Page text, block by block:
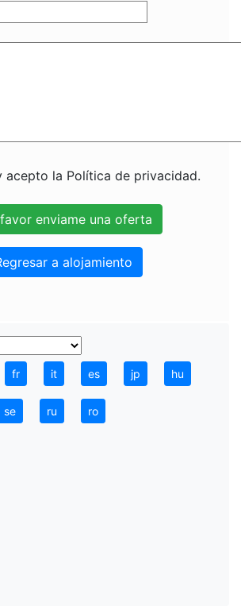
la Política de privacidad.
a alojamiento
fr it es jp hu
se ru ro